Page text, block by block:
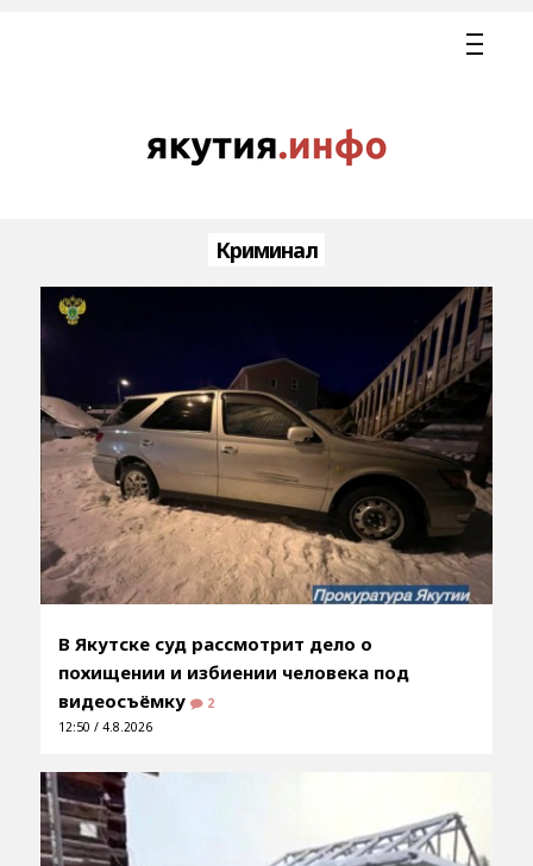
Криминал
В Якутске суд рассмотрит дело о
похищении и избиении человека под
видеосъёмку
2
12:50 / 4.8.2026